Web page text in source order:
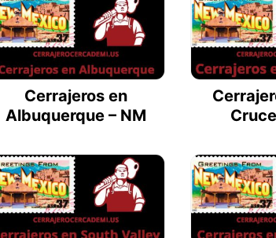
Cerrajeros en
Albuquerque – NM